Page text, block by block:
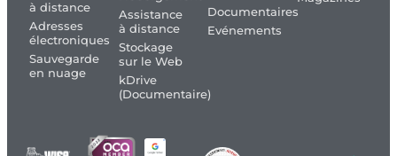
à distance
Adresses
électroniques
Sauvegarde
en nuage
Assistance
à distance
Stockage
sur le Web
kDrive
(Documentaire)
Documentaires
Evénements